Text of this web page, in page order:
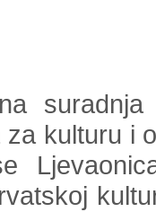
za kulturu